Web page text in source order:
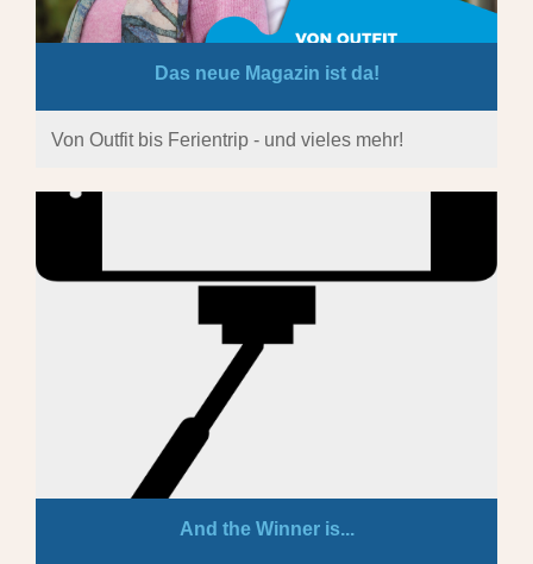
Das neue Magazin ist da!
Von Outfit bis Ferientrip - und vieles mehr!
And the Winner is...